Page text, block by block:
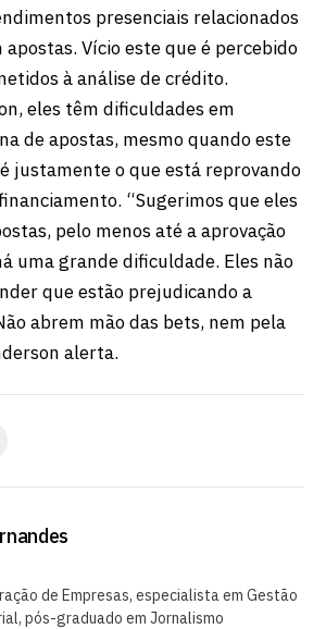
presenciais relacionados
Vício este que é percebido
à análise de crédito.
eles têm dificuldades em
de apostas, mesmo quando este
justamente o que está reprovando
“Sugerimos que eles
pelo menos até a aprovação
uma grande dificuldade. Eles não
que estão prejudicando a
abrem mão das bets, nem pela
alerta.
de Empresas, especialista em Gestão
pós-graduado em Jornalismo